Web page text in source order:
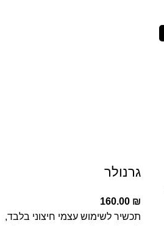
גרנולר
160.00 ₪
תכשיר לשימוש עצמי חיצוני בלבד,